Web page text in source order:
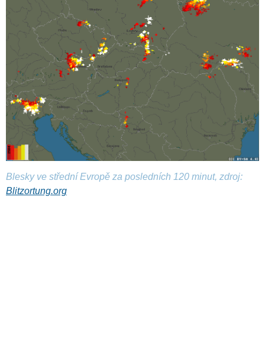
Blesky ve střední Evropě za posledních 120 minut, zdroj:
Blitzortung.org